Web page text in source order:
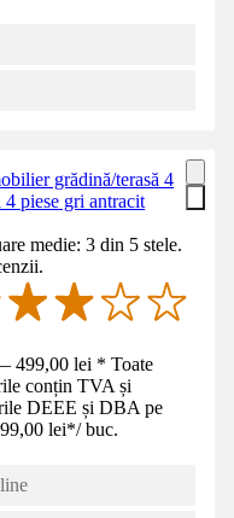
grădină/terasă 4
piese gri antracit
medie: 3 din 5 stele.
499,00 lei * Toate
conțin TVA și
DEEE și DBA pe
lei*/ buc.